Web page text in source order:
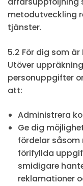
metodutveckling
tjänster.
5.2 För dig som
Utöver
personuppgifter
att:
Administrera
Ge dig
fördelar
förifyllda
smidigare
reklamationer